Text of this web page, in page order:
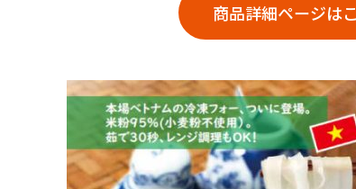
商品詳細ページは